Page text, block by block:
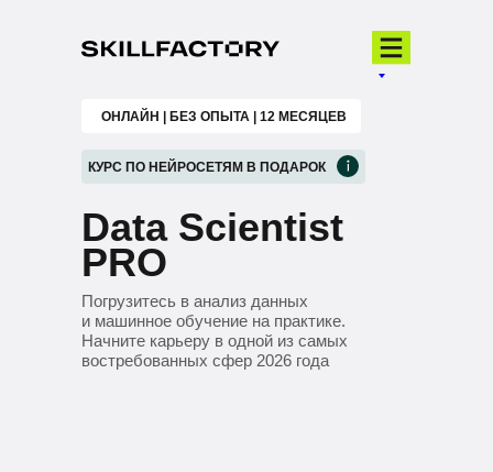
ОНЛАЙН | БЕЗ ОПЫТА | 12 МЕСЯЦЕВ
Data Scientist
PRO
Погрузитесь в анализ данных
и машинное обучение на практике.
Начните карьеру в одной из самых
востребованных сфер 2026 года
КУРС ПО НЕЙРОСЕТЯМ В ПОДАРОК